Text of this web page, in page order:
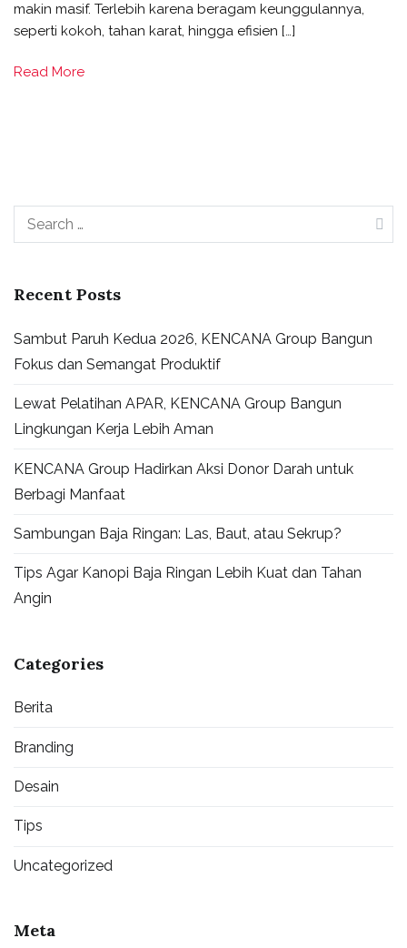
makin masif. Terlebih karena beragam keunggulannya,
seperti kokoh, tahan karat, hingga efisien […]
Read More
Recent Posts
Sambut Paruh Kedua 2026, KENCANA Group Bangun
Fokus dan Semangat Produktif
Lewat Pelatihan APAR, KENCANA Group Bangun
Lingkungan Kerja Lebih Aman
KENCANA Group Hadirkan Aksi Donor Darah untuk
Berbagi Manfaat
Sambungan Baja Ringan: Las, Baut, atau Sekrup?
Tips Agar Kanopi Baja Ringan Lebih Kuat dan Tahan
Angin
Categories
Berita
Branding
Desain
Tips
Uncategorized
Meta